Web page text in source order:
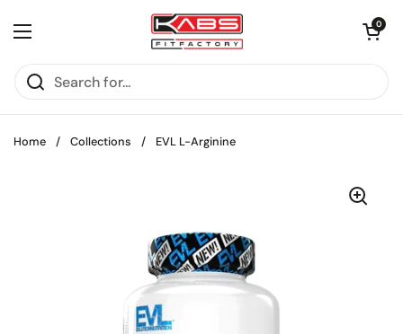
Open menu
Open cart
0
Home / Collections / EVL L-Arginine